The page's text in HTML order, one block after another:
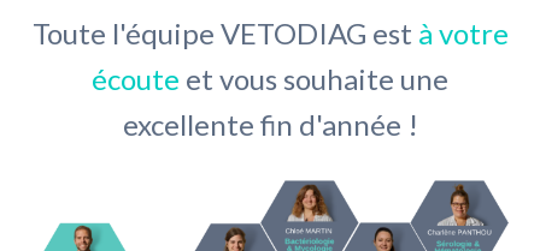
Toute l'équipe VETODIAG est à votre
écoute et vous souhaite une
excellente fin d'année !